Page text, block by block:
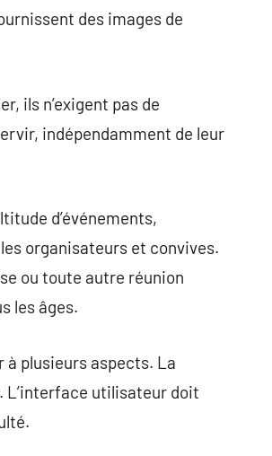
des images de
ils n’exigent pas de
indépendamment de leur
d’événements,
organisateurs et convives.
ou toute autre réunion
les âges.
plusieurs aspects. La
L’interface utilisateur doit